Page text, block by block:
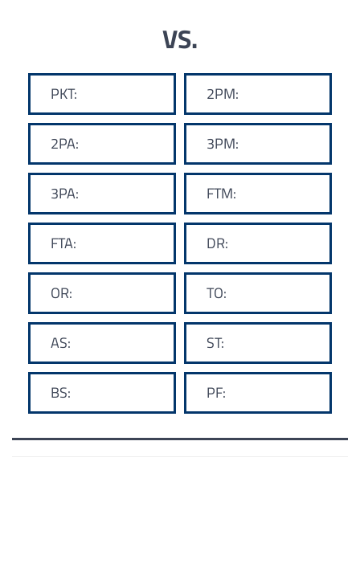
VS.
PKT: 2PM:
2PA: 3PM:
3PA: FTM:
FTA: DR:
OR: TO:
AS: ST:
BS: PF: